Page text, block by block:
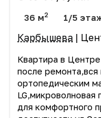
36 м2 1/5
Карбышева |
Квартира в
после
ортопедическим
LG,микроволновая
для комфортного